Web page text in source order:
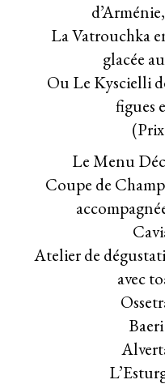
La Vatrouchka
glacée
Ou Le Kyscielli
figues
Le Menu
Coupe de
Atelier de
avec